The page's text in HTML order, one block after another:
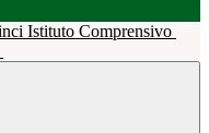
Istituto Comprensivo